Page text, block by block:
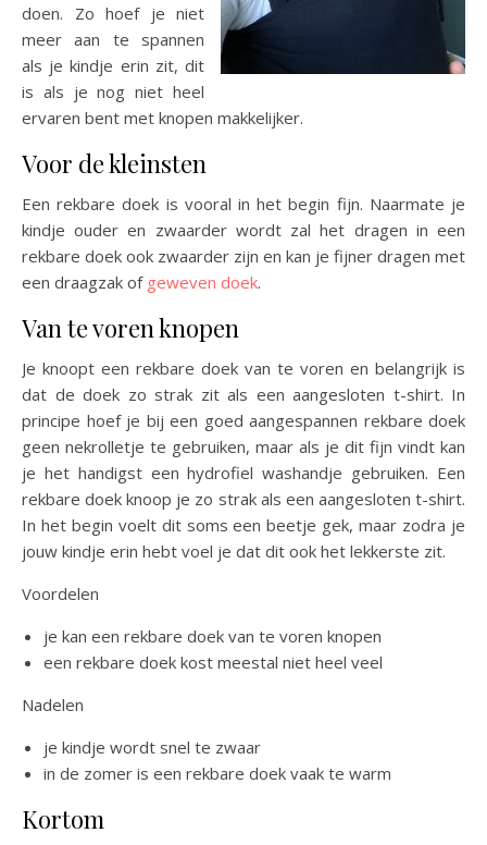
doen. Zo hoef je niet
meer aan te spannen
als je kindje erin zit, dit
is als je nog niet heel
ervaren bent met knopen makkelijker.
Voor de kleinsten
Een rekbare doek is vooral in het begin fijn. Naarmate je
kindje ouder en zwaarder wordt zal het dragen in een
rekbare doek ook zwaarder zijn en kan je fijner dragen met
een draagzak of geweven doek.
Van te voren knopen
Je knoopt een rekbare doek van te voren en belangrijk is
dat de doek zo strak zit als een aangesloten t-shirt. In
principe hoef je bij een goed aangespannen rekbare doek
geen nekrolletje te gebruiken, maar als je dit fijn vindt kan
je het handigst een hydrofiel washandje gebruiken. Een
rekbare doek knoop je zo strak als een aangesloten t-shirt.
In het begin voelt dit soms een beetje gek, maar zodra je
jouw kindje erin hebt voel je dat dit ook het lekkerste zit.
Voordelen
je kan een rekbare doek van te voren knopen
een rekbare doek kost meestal niet heel veel
Nadelen
je kindje wordt snel te zwaar
in de zomer is een rekbare doek vaak te warm
Kortom